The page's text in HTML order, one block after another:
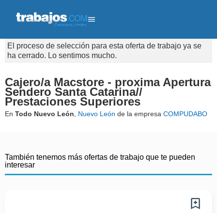
El proceso de selección para esta oferta de trabajo ya se
ha cerrado. Lo sentimos mucho.
Cajero/a Macstore - proxima Apertura
Sendero Santa Catarina//
Prestaciones Superiores
En Todo Nuevo León Nuevo León de la empresa COMPUDABO
También tenemos más ofertas de trabajo que te pueden
interesar